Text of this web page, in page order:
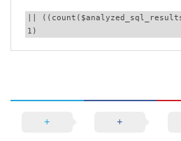
||
1)